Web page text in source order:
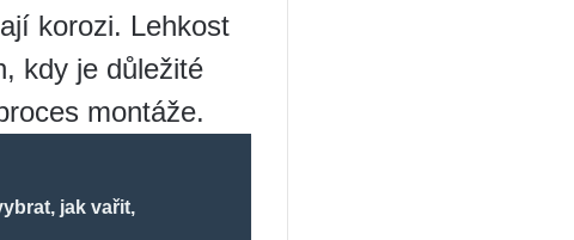
korozi. Lehkost
kdy je důležité
montáže.
jak vařit,